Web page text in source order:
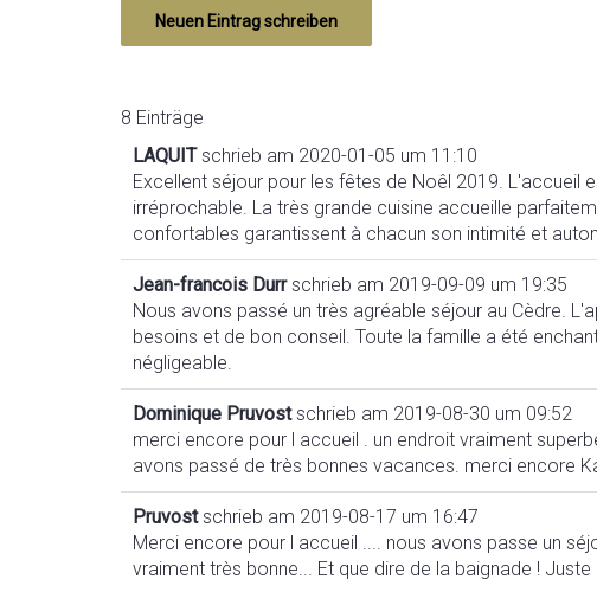
8 Einträge
LAQUITschrieb am 2020-01-05 um 11:10
Excellent séjour pour les fêtes de Noêl 2019. L'accueil
irréprochable. La très grande cuisine accueille
confortables garantissent à chacun son intimité et
Jean-francois Durrschrieb am 2019-09-09 um 19:35
Nous avons passé un très agréable séjour au Cèdre.
besoins et de bon conseil. Toute la famille a été
négligeable.
Dominique Pruvostschrieb am 2019-08-30 um 09:52
merci encore pour l accueil . un endroit vraiment
avons passé de très bonnes vacances. merci encore
Pruvostschrieb am 2019-08-17 um 16:47
Merci encore pour l accueil .... nous avons passe un
vraiment très bonne... Et que dire de la baignade !